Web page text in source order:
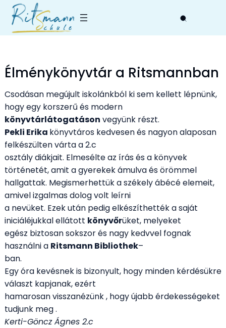
Skip
content
Élménykönyvtár a Ritsmannban
Csodásan megújult iskolánkból ki sem kellett lépnünk,
hogy egy korszerű és modern
könyvtárlátogatáson vegyünk részt.
Pekli Erika könyvtáros kedvesen és nagyon alaposan
felkészülten várta a 2.c
osztály diákjait. Elmesélte az írás és a könyvek
történetét, amit a gyerekek ámulva és örömmel
hallgattak. Megismerhettük a székely ábécé elemeit,
amivel izgalmas dolog volt leírni
a nevüket. Ezek után pedig elkészíthették a saját
iniciáléjukkal ellátott könyvőrüket, melyeket
egész biztosan sokszor és nagy kedvvel fognak
használni a Ritsmann Bibliothek–
ban.
Egy óra kevésnek is bizonyult, hogy minden kérdésükre
választ kapjanak, ezért
hamarosan visszanézünk , hogy újabb érdekességeket
tudjunk meg .
Kerti-Göncz Ágnes 2.c